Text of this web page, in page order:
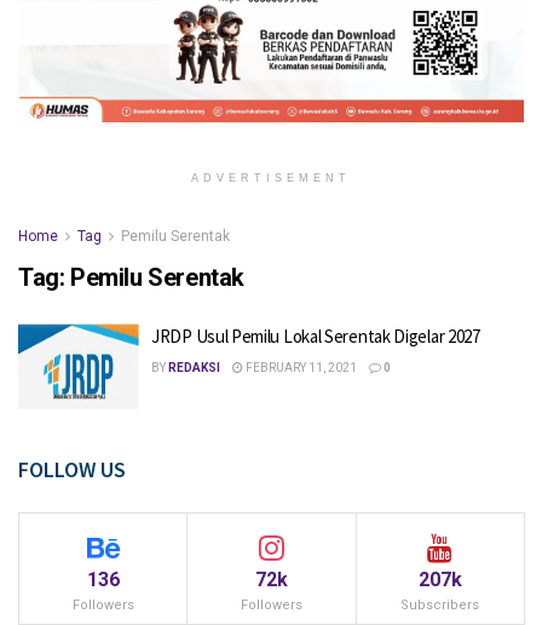
ADVERTISEMENT
Home Tag Pemilu Serentak
Tag: Pemilu Serentak
JRDP Usul Pemilu Lokal Serentak Digelar 2027
BY REDAKSI FEBRUARY 11, 2021 0
FOLLOW US
136
Followers
72k
Followers
207k
Subscribers